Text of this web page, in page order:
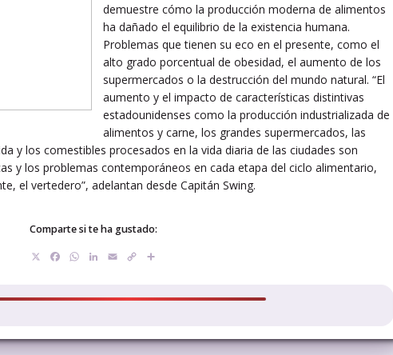
demuestre cómo la producción moderna de alimentos
ha dañado el equilibrio de la existencia humana.
Problemas que tienen su eco en el presente, como el
alto grado porcentual de obesidad, el aumento de los
supermercados o la destrucción del mundo natural. “El
aumento y el impacto de características distintivas
estadounidenses como la producción industrializada de
alimentos y carne, los grandes supermercados, las
y los comestibles procesados en la vida diaria de las ciudades son
y los problemas contemporáneos en cada etapa del ciclo alimentario,
el vertedero”, adelantan desde Capitán Swing.
Comparte si te ha gustado:
Facebook
WhatsApp
LinkedIn
EmailCopy